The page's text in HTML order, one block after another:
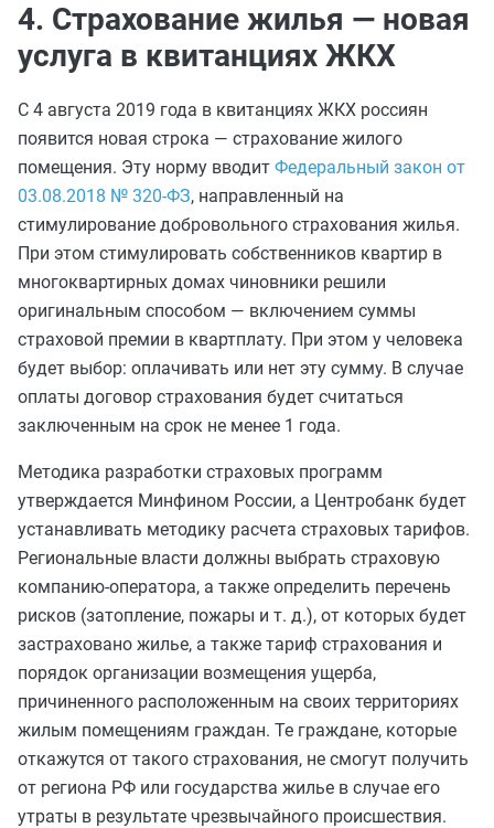
4. Страхование жилья — новая
услуга в квитанциях ЖКХ
С 4 августа 2019 года в квитанциях ЖКХ россиян
появится новая строка — страхование жилого
помещения. Эту норму вводит Федеральный закон от
03.08.2018 № 320-ФЗ, направленный на
стимулирование добровольного страхования жилья.
При этом стимулировать собственников квартир в
многоквартирных домах чиновники решили
оригинальным способом — включением суммы
страховой премии в квартплату. При этом у человека
будет выбор: оплачивать или нет эту сумму. В случае
оплаты договор страхования будет считаться
заключенным на срок не менее 1 года.
Методика разработки страховых программ
утверждается Минфином России, а Центробанк будет
устанавливать методику расчета страховых тарифов.
Региональные власти должны выбрать страховую
компанию-оператора, а также определить перечень
рисков (затопление, пожары и т. д.), от которых будет
застраховано жилье, а также тариф страхования и
порядок организации возмещения ущерба,
причиненного расположенным на своих территориях
жилым помещениям граждан. Те граждане, которые
откажутся от такого страхования, не смогут получить
от региона РФ или государства жилье в случае его
утраты в результате чрезвычайного происшествия.